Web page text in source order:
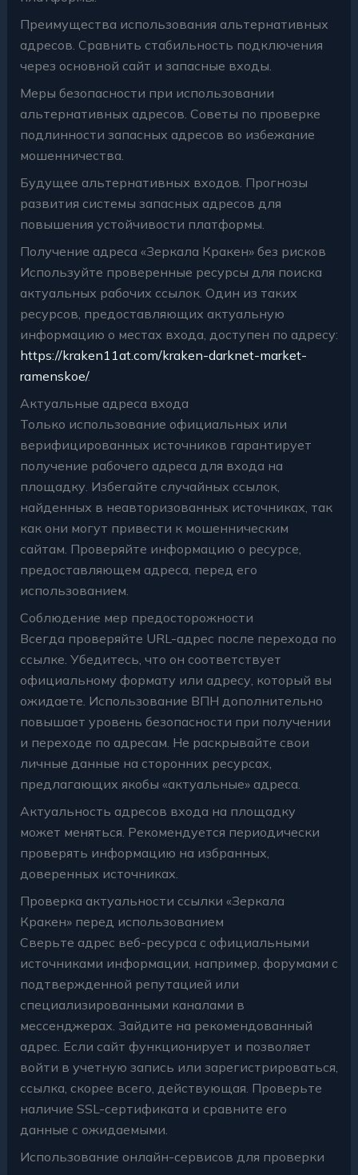
Преимущества использования альтернативных
адресов. Сравнить стабильность подключения
через основной сайт и запасные входы.
Меры безопасности при использовании
альтернативных адресов. Советы по проверке
подлинности запасных адресов во избежание
мошенничества.
Будущее альтернативных входов. Прогнозы
развития системы запасных адресов для
повышения устойчивости платформы.
Получение адреса «Зеркала Кракен» без рисков
Используйте проверенные ресурсы для поиска
актуальных рабочих ссылок. Один из таких
ресурсов, предоставляющих актуальную
информацию о местах входа, доступен по адресу:
https://kraken11at.com/kraken-darknet-market-
ramenskoe/.
Актуальные адреса входа
Только использование официальных или
верифицированных источников гарантирует
получение рабочего адреса для входа на
площадку. Избегайте случайных ссылок,
найденных в неавторизованных источниках, так
как они могут привести к мошенническим
сайтам. Проверяйте информацию о ресурсе,
предоставляющем адреса, перед его
использованием.
Соблюдение мер предосторожности
Всегда проверяйте URL-адрес после перехода по
ссылке. Убедитесь, что он соответствует
официальному формату или адресу, который вы
ожидаете. Использование ВПН дополнительно
повышает уровень безопасности при получении
и переходе по адресам. Не раскрывайте свои
личные данные на сторонних ресурсах,
предлагающих якобы «актуальные» адреса.
Актуальность адресов входа на площадку
может меняться. Рекомендуется периодически
проверять информацию на избранных,
доверенных источниках.
Проверка актуальности ссылки «Зеркала
Кракен» перед использованием
Сверьте адрес веб-ресурса с официальными
источниками информации, например, форумами с
подтвержденной репутацией или
специализированными каналами в
мессенджерах. Зайдите на рекомендованный
адрес. Если сайт функционирует и позволяет
войти в учетную запись или зарегистрироваться,
ссылка, скорее всего, действующая. Проверьте
наличие SSL-сертификата и сравните его
данные с ожидаемыми.
Использование онлайн-сервисов для проверки